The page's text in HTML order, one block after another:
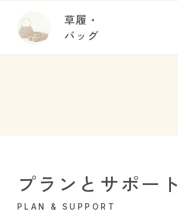
草履・
バッグ
プランとサポート
PLAN & SUPPORT